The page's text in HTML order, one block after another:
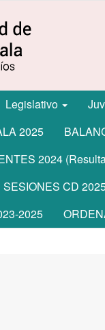
Legislativo
2025
2024
CD
2025